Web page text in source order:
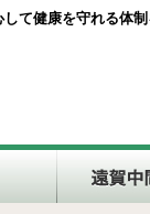
て健康を守れる体制